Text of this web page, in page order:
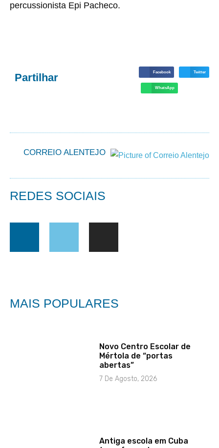
percussionista Epi Pacheco.
Partilhar Facebook Twitter
WhatsApp
CORREIO ALENTEJO
REDES SOCIAIS
MAIS POPULARES
Novo Centro Escolar de
Mértola de “portas
abertas”
7 De Agosto, 2026
Antiga escola em Cuba